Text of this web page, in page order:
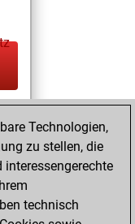
Technologien,
zu stellen, die
interessengerechte
technisch